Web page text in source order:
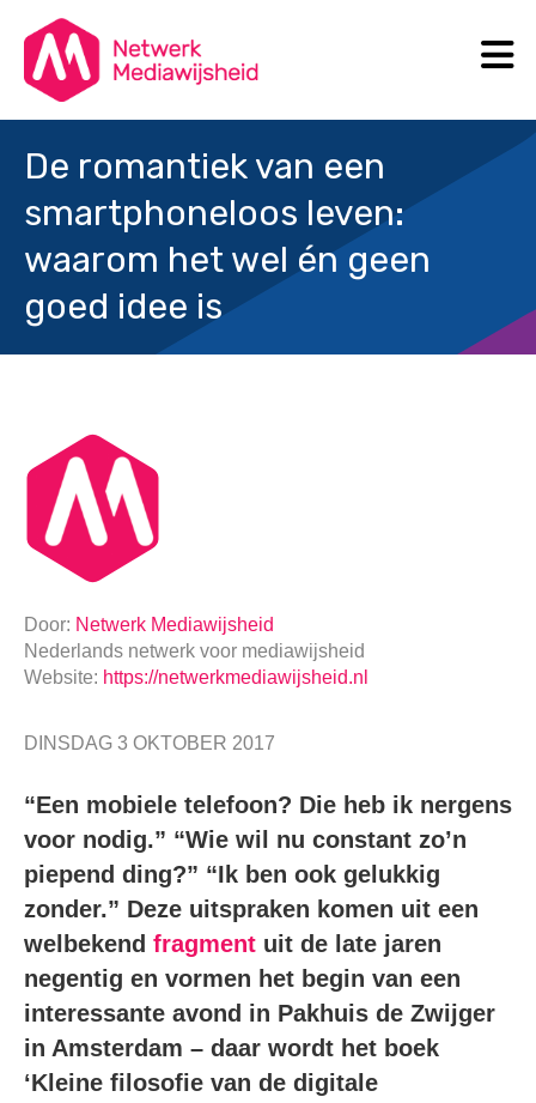
De romantiek van een
smartphoneloos leven:
waarom het wel én geen
goed idee is
Door: Netwerk Mediawijsheid
Nederlands netwerk voor mediawijsheid
Website: https://netwerkmediawijsheid.nl
DINSDAG 3 OKTOBER 2017
“Een mobiele telefoon? Die heb ik nergens
voor nodig.” “Wie wil nu constant zo’n
piepend ding?” “Ik ben ook gelukkig
zonder.” Deze uitspraken komen uit een
welbekend fragment uit de late jaren
negentig en vormen het begin van een
interessante avond in Pakhuis de Zwijger
in Amsterdam – daar wordt het boek
‘Kleine filosofie van de digitale